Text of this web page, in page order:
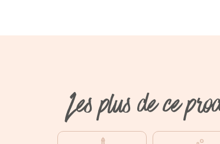
Les plus de ce